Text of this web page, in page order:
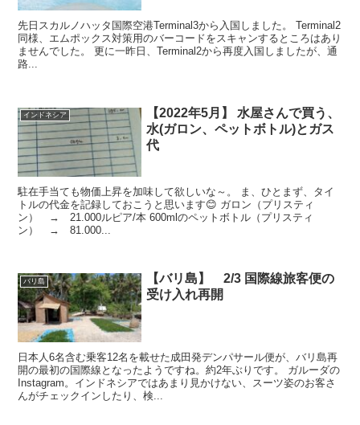
先日スカルノハッタ国際空港Terminal3から入国しました。 Terminal2
同様、エムポックス対策用のバーコードをスキャンするところはあり
ませんでした。 更に一昨日、Terminal2から再度入国しましたが、通
路...
インドネシア
【2022年5月】 水屋さんで買う、
水(ガロン、ペットボトル)とガス
代
駐在手当ても物価上昇を加味して欲しいな～。 ま、ひとまず、タイ
トルの代金を記録しておこうと思います😊 ガロン（プリスティ
ン） → 21.000ルピア/本 600mlのペットボトル（プリスティ
ン） → 81.000...
バリ島
【バリ島】 2/3 国際線旅客便の
受け入れ再開
日本人6名含む乗客12名を載せた成田発デンパサール便が、バリ島再
開の最初の国際線となったようですね。約2年ぶりです。 ガルーダの
Instagram。インドネシアではあまり見かけない、スーツ姿のお客さ
んがチェックインしたり、検...